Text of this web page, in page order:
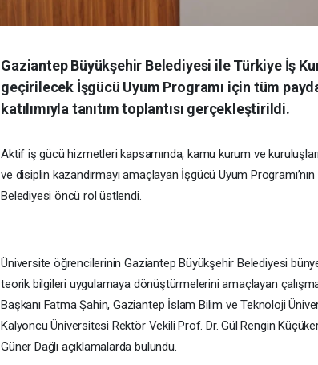
Gaziantep Büyükşehir Belediyesi ile Türkiye İş
geçirilecek İşgücü Uyum Programı için tüm
katılımıyla tanıtım toplantısı gerçekleştirildi.
Aktif iş gücü hizmetleri kapsamında, kamu kurum ve
ve disiplin kazandırmayı amaçlayan İşgücü Uyum
Belediyesi öncü rol üstlendi.
Üniversite öğrencilerinin Gaziantep Büyükşehir Belediyesi
teorik bilgileri uygulamaya dönüştürmelerini amaçlayan
Başkanı Fatma Şahin, Gaziantep İslam Bilim ve Teknoloji
Kalyoncu Üniversitesi Rektör Vekili Prof. Dr. Gül Rengin
Güner Dağlı açıklamalarda bulundu.